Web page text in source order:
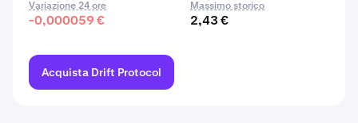
Variazione 24 ore
-0,000059 €
Massimo storico
2,43 €
Acquista Drift Protocol